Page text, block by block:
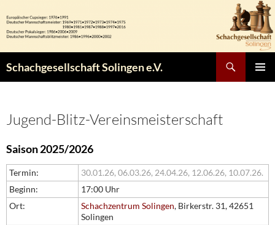
Inhalt
springen
Schachgesellschaft Solingen e.V.
Jugend-Blitz-Vereinsmeisterschaft
Saison 2025/2026
Termin: 30.01.26, 06.03.26, 24.04.26, 12.06.26, 10.07.26.
Beginn:
17:00 Uhr
Ort:
Schachzentrum Solingen, Birkerstr. 31, 42651
Solingen